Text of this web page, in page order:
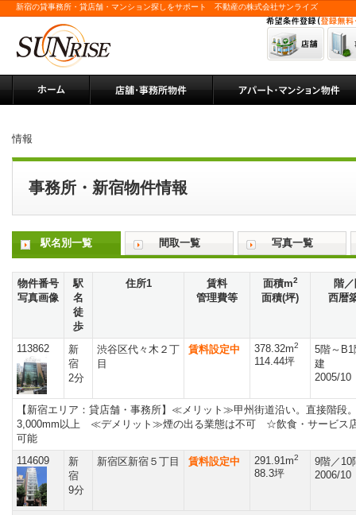
新宿の貸事務所・貸店舗・マンション探しをサポート 不動産の株式会社サンライズ
情報
事務所・新宿物件情報
駅名別一覧 間取一覧 写真一覧
物件番号
写真画像
駅
名
徒
歩
住所1
賃料
管理費等
面積m2
面積(坪)
階
西暦
113862
新
宿
2分
渋谷区代々木２丁
目
賃料設定中 378.32m2
114.44坪
5階～
建
2005/10
【新宿エリア：貸店舗・事務所】≪メリット≫甲州街道沿い。直接階段
3,000mm以上 ≪デメリット≫煙の出る業態は不可 ☆飲食・サービス
可能
114609
新
宿
9分
新宿区新宿５丁目 賃料設定中 291.91m2
88.3坪
9階／10
2006/10